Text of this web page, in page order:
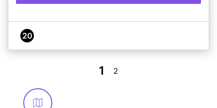
20
1 2